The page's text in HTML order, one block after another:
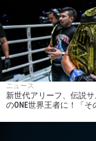
ニュース
新世代アリーフ、伝説
のONE世界王者に！「そ